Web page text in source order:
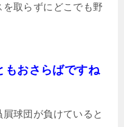
取らずにどこでも野
もおさらばですね
球団が負けていると